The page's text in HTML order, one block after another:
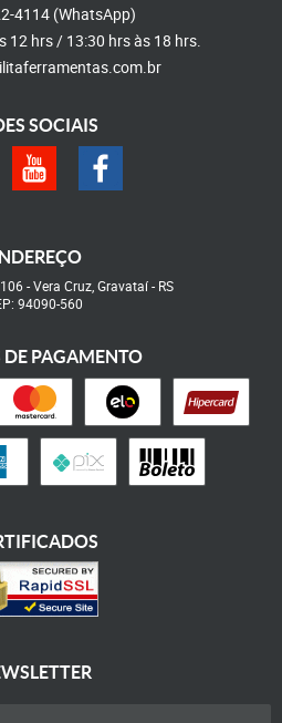
4114 (WhatsApp)
12 hrs / 13:30 hrs às 18 hrs.
SOCIAIS
-Vera Cruz, Gravataí- RS
94090-560
DE PAGAMENTO